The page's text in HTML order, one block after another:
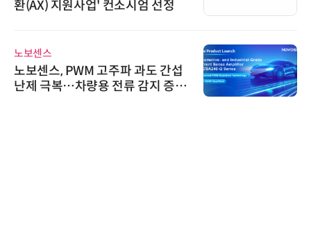
환(AX) 지원사업' 컨소시엄 선정
노보센스
노보센스, PWM 고주파 과도 간섭
난제 극복…차량용 전류 감지 증폭